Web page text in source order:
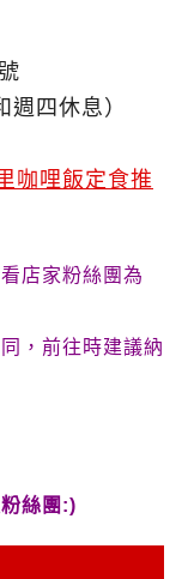
四休息）
咖哩飯定食推
店家粉絲團為
，前往時建議納
絲團:)